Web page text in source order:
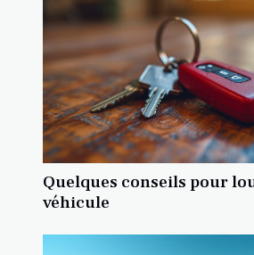
Quelques conseils pour
véhicule